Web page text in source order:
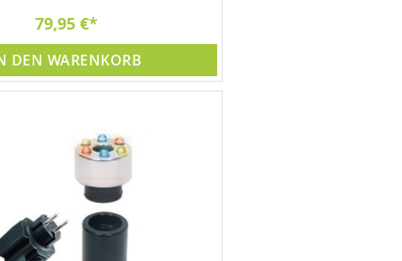
79,95 €
DEN WARENKORB